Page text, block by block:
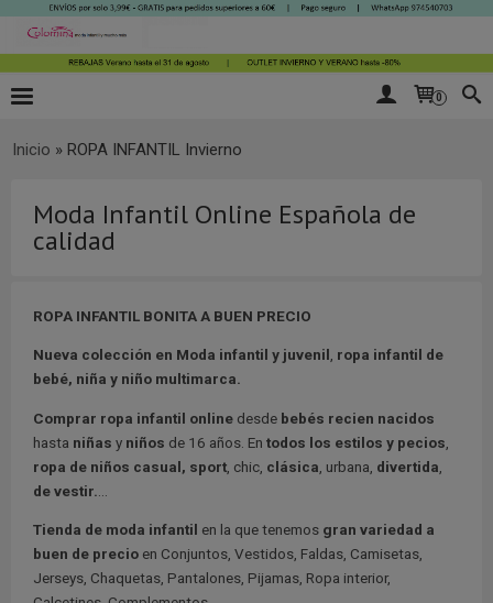
0
Inicio » ROPA INFANTIL Invierno
Moda Infantil Online Española de
calidad
ROPA INFANTIL BONITA A BUEN PRECIO
Nueva colección en Moda infantil y juvenil ropa infantil de
bebé, niña y niño multimarca.
Comprar ropa infantil online desde bebés recien nacidos
hasta niñas y niños de 16 años. En todos los estilos y pecios
ropa de niños casual, sport , chic, clásica , urbana, divertida
de vestir.
Tienda de moda infantil en la que tenemos gran variedad a
buen de precio en Conjuntos, Vestidos, Faldas, Camisetas,
Jerseys, Chaquetas, Pantalones, Pijamas, Ropa interior,